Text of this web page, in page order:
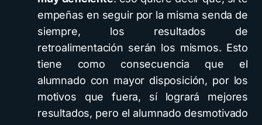
empeñas en seguir por la misma senda de
siempre, los resultados de
retroalimentación serán los mismos. Esto
tiene como consecuencia que el
alumnado con mayor disposición, por los
motivos que fuera, sí logrará mejores
resultados, pero el alumnado desmotivado